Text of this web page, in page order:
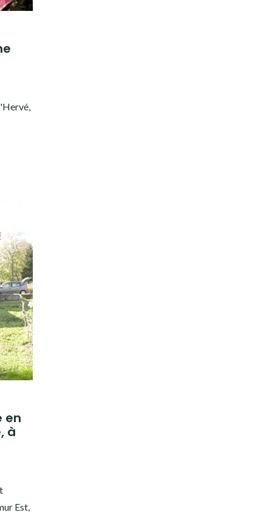
en
à
Est,